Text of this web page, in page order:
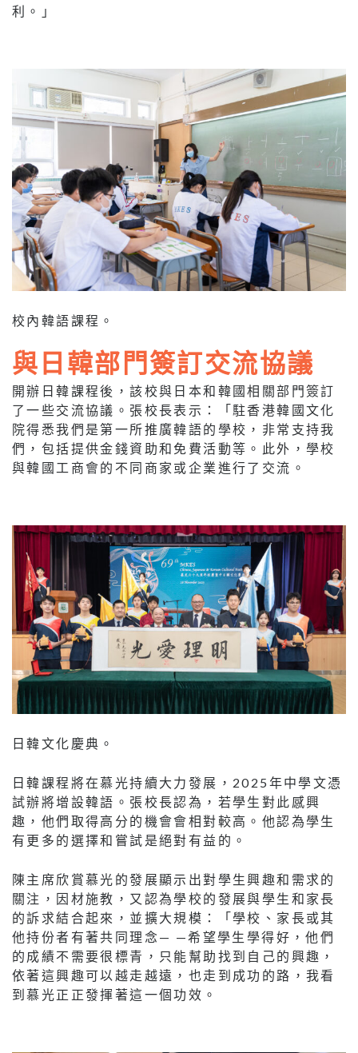
利。」
校內韓語課程。
與日韓部門簽訂交流協議
開辦日韓課程後，該校與日本和韓國相關部門簽訂
了一些交流協議。張校長表示：「駐香港韓國文化
院得悉我們是第一所推廣韓語的學校，非常支持我
們，包括提供金錢資助和免費活動等。此外，學校
與韓國工商會的不同商家或企業進行了交流。
日韓文化慶典。
日韓課程將在慕光持續大力發展，2025年中學文憑
試辦將增設韓語。張校長認為，若學生對此感興
趣，他們取得高分的機會會相對較高。他認為學生
有更多的選擇和嘗試是絕對有益的。
陳主席欣賞慕光的發展顯示出對學生興趣和需求的
關注，因材施教，又認為學校的發展與學生和家長
的訴求結合起來，並擴大規模：「學校、家長或其
他持份者有著共同理念— —希望學生學得好，他們
的成績不需要很標青，只能幫助找到自己的興趣，
依著這興趣可以越走越遠，也走到成功的路，我看
到慕光正正發揮著這一個功效。